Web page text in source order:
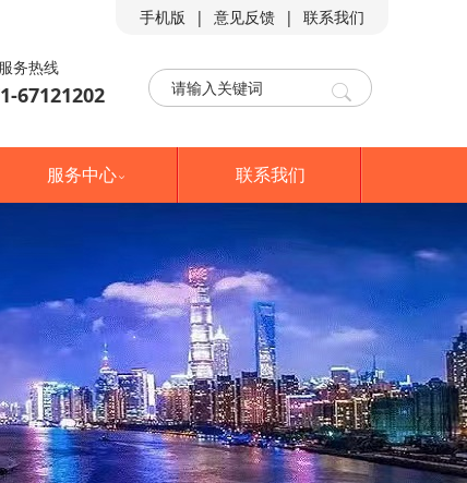
务热线
67121202 
手机版 | 意见反馈 | 联系我们
服务中心  联系我们